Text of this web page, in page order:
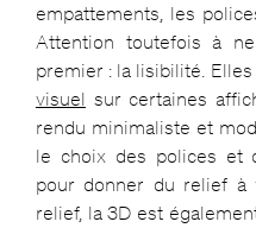
empattements, les
Attention toutefois à
premier : la lisibilité.
visuel sur certaines
rendu minimaliste et
le choix des polices et
pour donner du relief à
relief, la 3D est